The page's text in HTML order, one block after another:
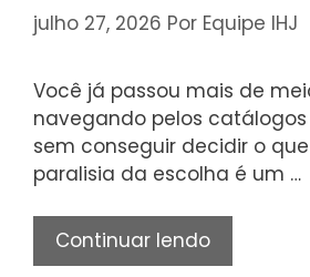
julho 27, 2026 Por Equipe IHJ
Você já passou mais de
navegando pelos
sem conseguir decidir o que
paralisia da escolha é um …
Continuar lendoAssistir
Filme